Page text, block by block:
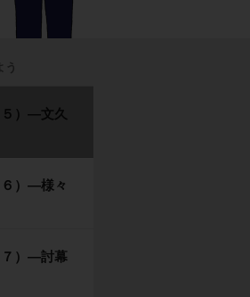
う
）―文久
）―様々
７）―討幕